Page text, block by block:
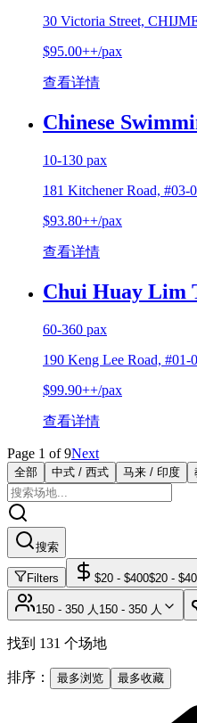
30 Victoria Street,
$95.00++/pax
查看详情
Chinese
10-130 pax
181 Kitchener Road, #03-
$93.80++/pax
查看详情
Chui Huay Lim
60-360 pax
190 Keng Lee Road, #01-
$99.90++/pax
查看详情
Page 1 of9Next
全部 中式 / 西式 马来 / 印度
搜索
Filters $20 - $400$20 - $
150 - 350 人 150 - 350 人
找到 131 个场地
排序： 最多浏览 最多收藏